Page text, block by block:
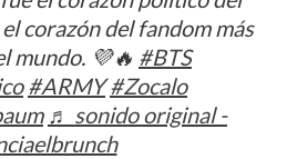
corazón del fandom más
mundo. 💜🔥 #BTS
#ARMY #Zocalo
♬ sonido original -